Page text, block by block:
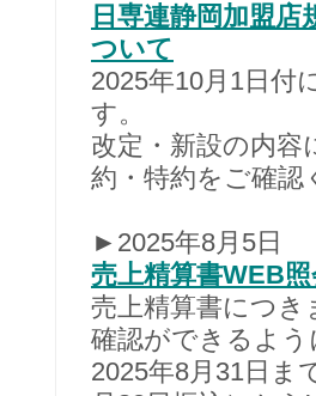
日専連静岡加盟
ついて
2025年10月1日付
す。
改定・新設の内
約・特約をご確認
►2025年8月5日
売上精算書WEB
売上精算書につき
確認ができるよ
2025年8月31日ま